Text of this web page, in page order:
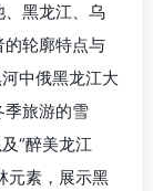
黑龙江、乌
轮廓特点与
中俄黑龙江大
季旅游的雪
“醉美龙江
元素，展示黑